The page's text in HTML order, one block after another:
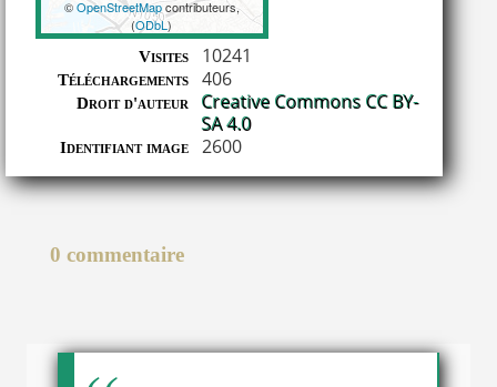
Coordonnées
©OpenStreetMapcontributeurs,
(ODbL)
Visites
10241
Téléchargements 406
Droit d'auteur
Creative Commons CC BY-
SA 4.0
Identifiant image 2600
0 commentaire